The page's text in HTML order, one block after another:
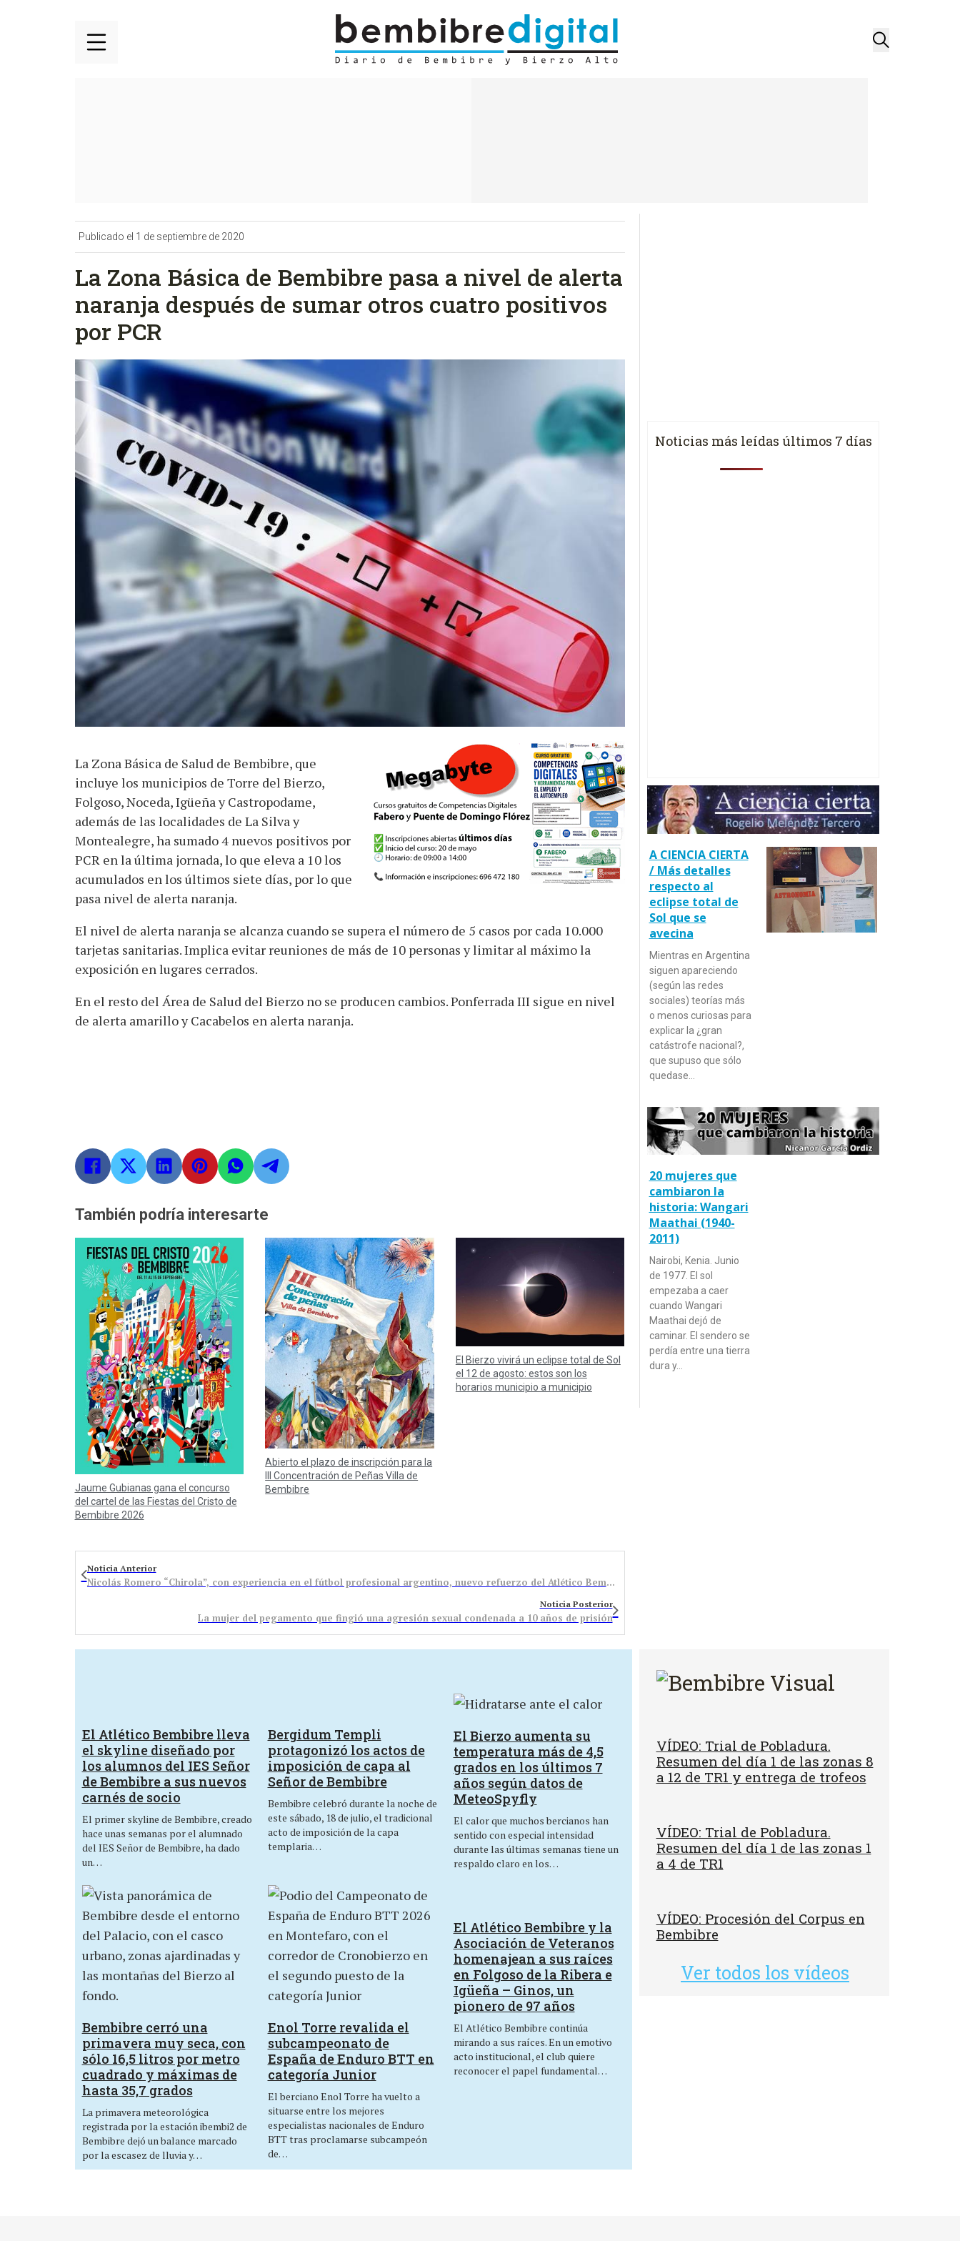
Publicado el 1 de septiembre de 2020
La Zona Básica de Bembibre pasa a nivel de alerta
naranja después de sumar otros cuatro positivos
por PCR
La Zona Básica de Salud de Bembibre, que
incluye los municipios de Torre del Bierzo,
Folgoso, Noceda, Igüeña y Castropodame,
además de las localidades de La Silva y
Montealegre, ha sumado 4 nuevos positivos por
PCR en la última jornada, lo que eleva a 10 los
acumulados en los últimos siete días, por lo que
pasa nivel de alerta naranja.
El nivel de alerta naranja se alcanza cuando se supera el número de 5 casos por cada 10.000
tarjetas sanitarias. Implica evitar reuniones de más de 10 personas y limitar al máximo la
exposición en lugares cerrados.
En el resto del Área de Salud del Bierzo no se producen cambios. Ponferrada III sigue en nivel
de alerta amarillo y Cacabelos en alerta naranja.
También podría interesarte
Jaume Gubianas gana el concurso
del cartel de las Fiestas del Cristo de
Bembibre 2026
Abierto el plazo de inscripción para la
III Concentración de Peñas Villa de
Bembibre
El Bierzo vivirá un eclipse total de Sol
el 12 de agosto: estos son los
horarios municipio a municipio
Noticia Anterior
Nicolás Romero “Chirola”, con experiencia en el fútbol profesional argentino, nuevo refuerzo del Atlético Bembibre
Noticia Posterior
La mujer del pegamento que fingió una agresión sexual condenada a 10 años de prisión
Noticias más leídas últimos 7 días
A CIENCIA CIERTA
/ Más detalles
respecto al
eclipse total de
Sol que se
avecina
Mientras en Argentina
siguen apareciendo
(según las redes
sociales) teorías más
o menos curiosas para
explicar la ¿gran
catástrofe nacional?,
que supuso que sólo
quedase…
20 mujeres que
cambiaron la
historia: Wangari
Maathai (1940-
2011)
Nairobi, Kenia. Junio
de 1977. El sol
empezaba a caer
cuando Wangari
Maathai dejó de
caminar. El sendero se
perdía entre una tierra
dura y…
El Atlético Bembibre lleva
el skyline diseñado por
los alumnos del IES Señor
de Bembibre a sus nuevos
carnés de socio
El primer skyline de Bembibre, creado
hace unas semanas por el alumnado
del IES Señor de Bembibre, ha dado
un…
Bergidum Templi
protagonizó los actos de
imposición de capa al
Señor de Bembibre
Bembibre celebró durante la noche de
este sábado, 18 de julio, el tradicional
acto de imposición de la capa
templaria…
El Bierzo aumenta su
temperatura más de 4,5
grados en los últimos 7
años según datos de
MeteoSpyfly
El calor que muchos bercianos han
sentido con especial intensidad
durante las últimas semanas tiene un
respaldo claro en los…
Bembibre cerró una
primavera muy seca, con
sólo 16,5 litros por metro
cuadrado y máximas de
hasta 35,7 grados
La primavera meteorológica
registrada por la estación ibembi2 de
Bembibre dejó un balance marcado
por la escasez de lluvia y…
Enol Torre revalida el
subcampeonato de
España de Enduro BTT en
categoría Junior
El berciano Enol Torre ha vuelto a
situarse entre los mejores
especialistas nacionales de Enduro
BTT tras proclamarse subcampeón
de…
El Atlético Bembibre y la
Asociación de Veteranos
homenajean a sus raíces
en Folgoso de la Ribera e
Igüeña – Ginos, un
pionero de 97 años
El Atlético Bembibre continúa
mirando a sus raíces. En un emotivo
acto institucional, el club quiere
reconocer el papel fundamental…
VÍDEO: Trial de Pobladura.
Resumen del día 1 de las zonas 8
a 12 de TR1 y entrega de trofeos
VÍDEO: Trial de Pobladura.
Resumen del día 1 de las zonas 1
a 4 de TR1
VÍDEO: Procesión del Corpus en
Bembibre
Ver todos los vídeos